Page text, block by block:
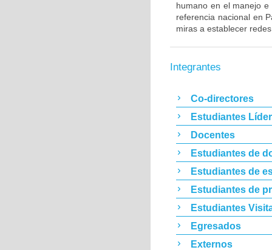
humano en el manejo
referencia nacional en
miras a establecer
Integrantes
Co-directores
Estudiantes
Docentes
Estudiantes de
Estudiantes de
Estudiantes de
Estudiantes
Egresados
Externos